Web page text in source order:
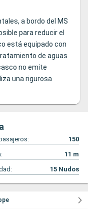
a bordo del MS
para reducir el
está equipado con
de aguas
no emite
una rigurosa
150
11 m
15 Nudos